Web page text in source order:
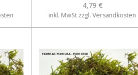
4,79 €
inkl. MwSt zzgl. Versandkosten